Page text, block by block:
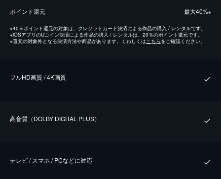
ポイント還元 最⼤40%※
※40％ポイント還元の対象は、クレジットカード決済による作品の購入 / レンタルです。
※iOSアプリのUコイン決済による作品の購入 / レンタルは、20％のポイント還元です。
※還元の対象外となる決済方法や商品があります。くわしくは こちらをご確認ください。
フルHD画質 / 4K画質
⾼⾳質（DOLBY DIGITAL PLUS）
テレビ / スマホ / PCなどに対応